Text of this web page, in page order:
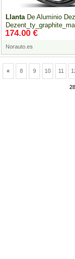
LlantaDe Aluminio
5x112Et52 Grafito Mate
Norauto.es
174.00 €
« 8 9 10 11